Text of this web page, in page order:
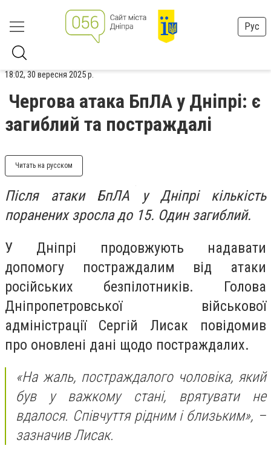
Рус
18:02, 30 вересня 2025 р.
Чергова атака БпЛА у Дніпрі: є
загиблий та постраждалі
Читать на русском
Після атаки БпЛА у Дніпрі кількість
поранених зросла до 15. Один загиблий.
У Дніпрі продовжують надавати
допомогу постраждалим від атаки
російських безпілотників. Голова
Дніпропетровської військової
адміністрації Сергій Лисак повідомив
про оновлені дані щодо постраждалих.
«На жаль, постраждалого чоловіка, який
був у важкому стані, врятувати не
вдалося. Співчуття рідним і близьким», –
зазначив Лисак.